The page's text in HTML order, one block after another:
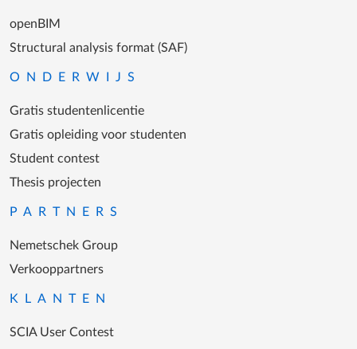
openBIM
Structural analysis format (SAF)
ONDERWIJS
Gratis studentenlicentie
Gratis opleiding voor studenten
Student contest
Thesis projecten
PARTNERS
Nemetschek Group
Verkooppartners
KLANTEN
SCIA User Contest